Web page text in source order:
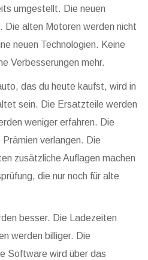
umgestellt. Die neuen
Die alten Motoren werden nicht
neuen Technologien. Keine
Verbesserungen mehr.
das du heute kaufst, wird in
sein. Die Ersatzteile werden
weniger erfahren. Die
verlangen. Die
zusätzliche Auflagen machen
die nur noch für alte
besser. Die Ladezeiten
werden billiger. Die
Software wird über das